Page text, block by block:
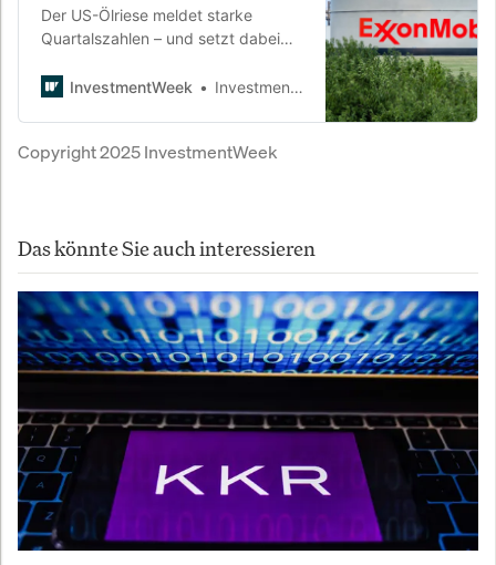
Der US-Ölriese meldet starke
Quartalszahlen – und setzt dabei
schiere Menge. Was das über die
Energiemarkts verrät.
InvestmentWeek InvestmentWeek
Copyright 2025InvestmentWeek
Das könnte Sie auch interessieren